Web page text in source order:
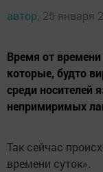
автор, 25 января
Время от
которые, будто
среди носителей
непримиримых
Так сейчас
времени суток».